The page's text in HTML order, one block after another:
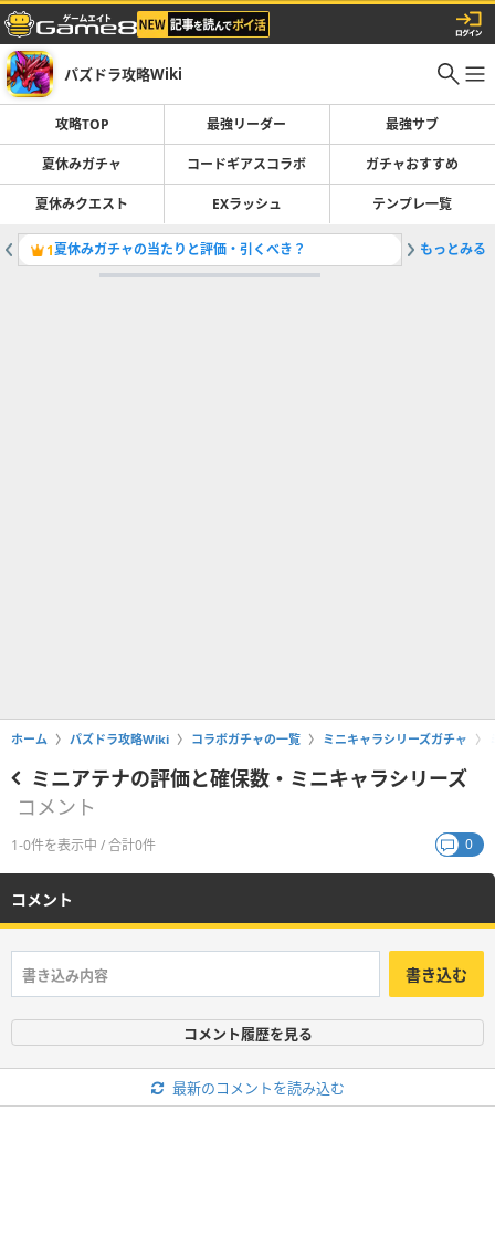
パズドラ攻略Wiki
攻略TOP 最強リーダー 最強サブ
夏休みガチャ コードギアスコラボ ガチャおすすめ
夏休みクエスト EXラッシュ テンプレ一覧
1夏休みガチャの当たりと評価・引くべき？ 2最強リ
もっとみる
ホーム パズドラ攻略Wiki コラボガチャの一覧 ミニキャラシリーズガチャ
ミニアテナの評価と確保数・ミニキャラシリーズ
コメント
1-0件を表示中 / 合計0件 0
コメント
書き込む
コメント履歴を見る
最新のコメントを読み込む